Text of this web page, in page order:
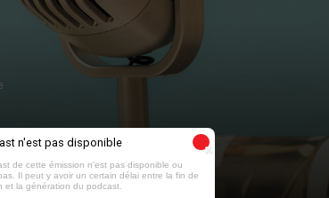
n'est pas disponible
de cette émission n'est pas disponible ou
Il peut y avoir un certain délai entre la fin de
et la génération du podcast.